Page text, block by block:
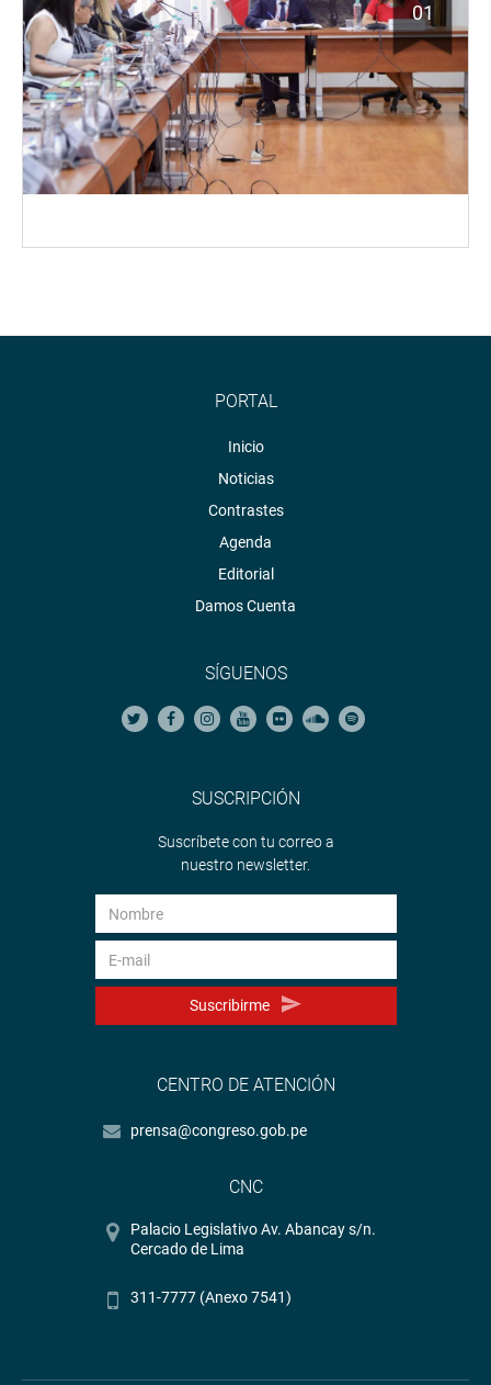
01
PORTAL
Inicio
Noticias
Contrastes
Agenda
Editorial
Damos Cuenta
SÍGUENOS
SUSCRIPCIÓN
Suscríbete con tu correo a
nuestro newsletter.
Suscribirme
CENTRO DE ATENCIÓN
prensa@congreso.gob.pe
CNC
Palacio Legislativo Av. Abancay s/n.
Cercado de Lima
311-7777 (Anexo 7541)